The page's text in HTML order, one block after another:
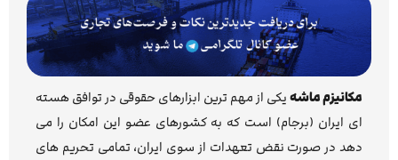
مکانیزم ماشهیکی از مهم ترین ابزارهای حقوقی در توافق هسته
ای ایران (برجام) است که به کشورهای عضو این امکان را می
دهد در صورت نقض تعهدات از سوی ایران، تمامی تحریم های